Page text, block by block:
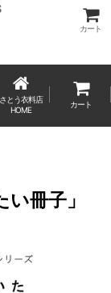
カート
さとう衣料店
HOME
カート
冊子」